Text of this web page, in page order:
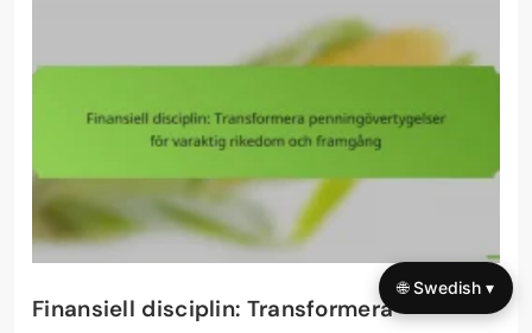
Finansiell disciplin: Transformera
🌐 Swedish ▾